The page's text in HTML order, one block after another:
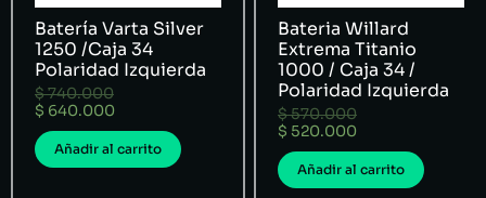
Batería Varta Silver
1250 /Caja 34
Polaridad Izquierda
$740.000
$ 640.000
Añadir al carrito
Bateria Willard
Extrema Titanio
1000 / Caja 34 /
Polaridad Izquierda
$570.000
$ 520.000
Añadir al carrito